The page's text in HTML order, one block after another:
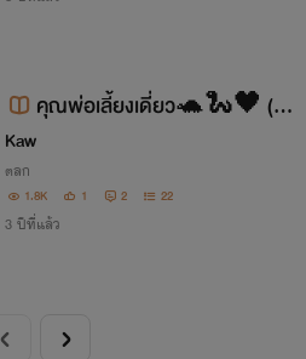
คุณพ่อเลี้ยงเดี่ยว🐢🐍🖤 (ช-
ญ)
Kaw
ตลก
1.8K 1 2 22
3 ปีที่แล้ว